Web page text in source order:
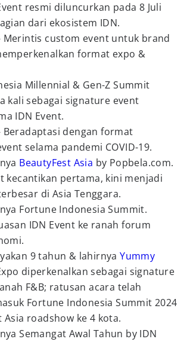
resmi diluncurkan pada 8 Juli
dari ekosistem IDN.
Merintis custom event untuk brand
format expo &
Millennial & Gen-Z Summit
kali sebagai signature event
IDN Event.
Beradaptasi dengan format
selama pandemi COVID-19.
BeautyFest Asia by Popbela.com.
kecantikan pertama, kini menjadi
di Asia Tenggara.
Fortune Indonesia Summit.
IDN Event ke ranah forum
9 tahun & lahirnyaYummy
diperkenalkan sebagai signature
F&B; ratusan acara telah
Fortune Indonesia Summit 2024
Asia roadshow ke 4 kota.
Semangat Awal Tahun by IDN